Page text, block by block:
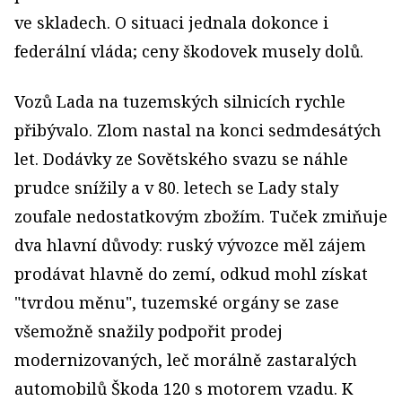
ve skladech. O situaci jednala dokonce i
federální vláda; ceny škodovek musely dolů.
Vozů Lada na tuzemských silnicích rychle
přibývalo. Zlom nastal na konci sedmdesátých
let. Dodávky ze Sovětského svazu se náhle
prudce snížily a v 80. letech se Lady staly
zoufale nedostatkovým zbožím. Tuček zmiňuje
dva hlavní důvody: ruský vývozce měl zájem
prodávat hlavně do zemí, odkud mohl získat
"tvrdou měnu", tuzemské orgány se zase
všemožně snažily podpořit prodej
modernizovaných, leč morálně zastaralých
automobilů Škoda 120 s motorem vzadu. K